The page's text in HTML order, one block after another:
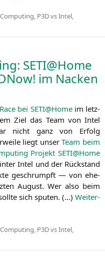
P3D vs Intel
SETI@Home
im Nacken
bei SETI@Homeim letz­
Ziel das Team von Intel
nicht ganz von Erfolg
liegt unserTeam beim
Pro­jekt SETI@Home
Intel und der Rück­stand
geschrumpft — von ehe­
August. Wer also beim
sich spu­ten. (…) Wei­ter­
P3D vs Intel